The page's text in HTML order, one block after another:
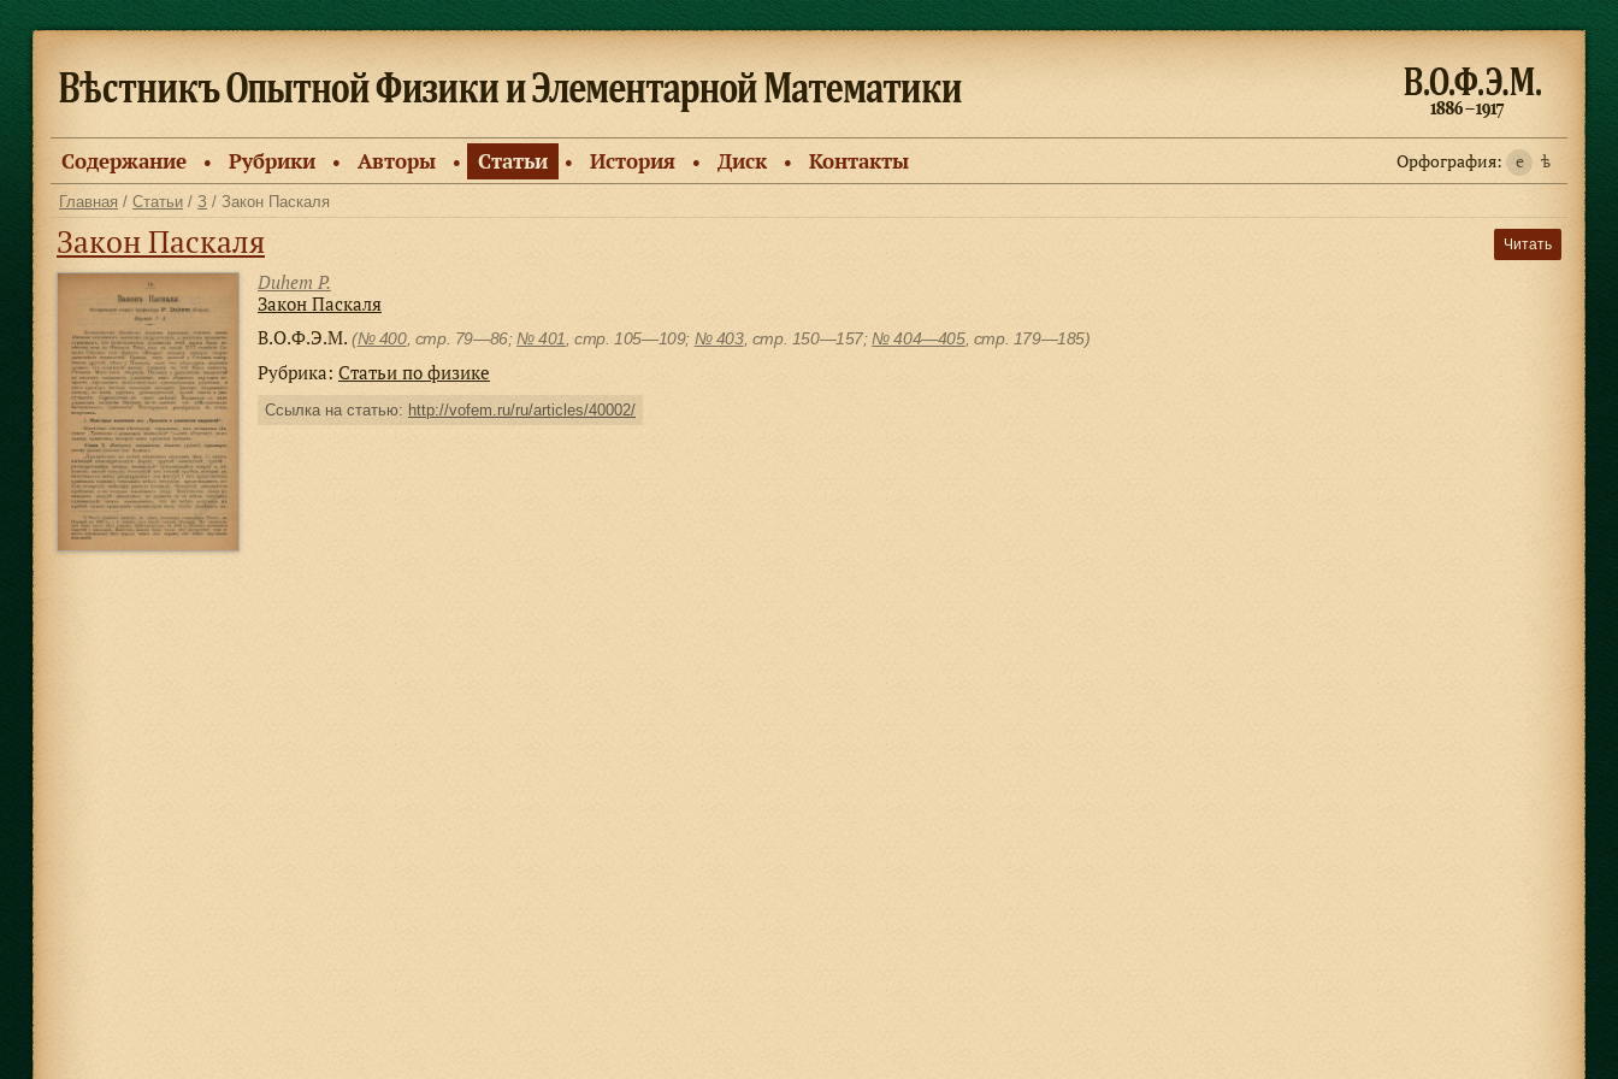
Содержание ● Рубрики ● Авторы ● Статьи ● История ● Диск ● Контакты Орфография: e ѣ
Главная / Статьи / З / Закон Паскаля
Читать
Закон Паскаля
Duhem P.
Закон Паскаля
В.О.Ф.Э.М. (№ 400, стр. 79—86; № 401 , cтр. 105—109; № 403, cтр. 150—157;№ 404—405, cтр. 179—185)
Рубрика: Статьи по физике
Ссылка на статью: http://vofem.ru/ru/articles/40002/